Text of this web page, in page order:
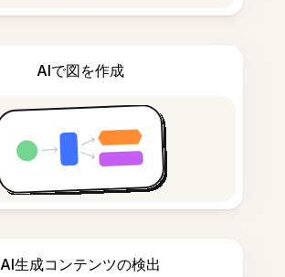
AIで図を作成
AI生成コンテンツの検出